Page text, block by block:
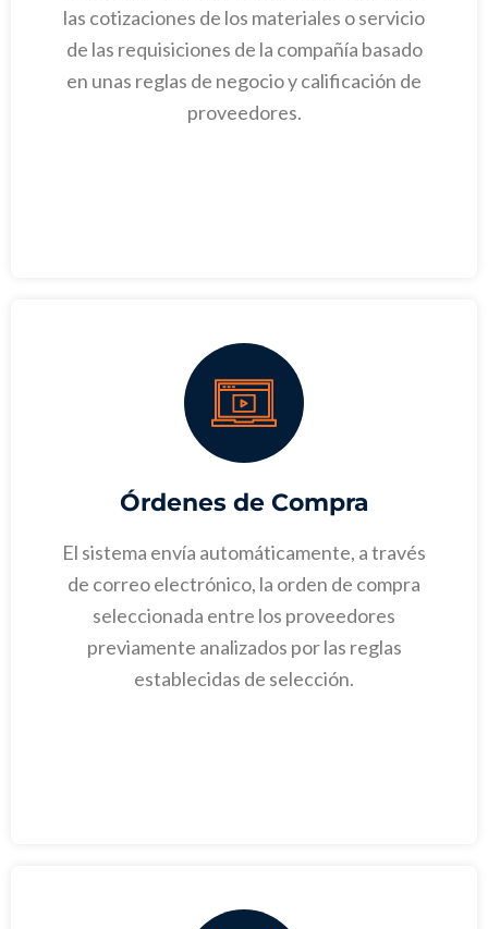
las cotizaciones de los materiales o servicio
de las requisiciones de la compañía basado
en unas reglas de negocio y calificación de
proveedores.
Órdenes de Compra
El sistema envía automáticamente, a través
de correo electrónico, la orden de compra
seleccionada entre los proveedores
previamente analizados por las reglas
establecidas de selección.